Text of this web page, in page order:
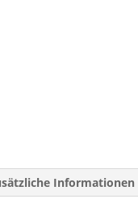
Informationen